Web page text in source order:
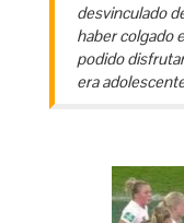
desvinculado
haber colgado
podido
era